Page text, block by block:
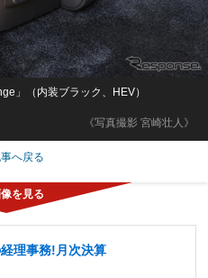
《写真撮影 宮崎壮人》
」（内装ブラック、HEV）
へ戻る
理事務!月次決算